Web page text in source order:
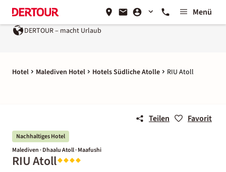
Menü
DERTOUR – macht Urlaub
Hotel Malediven Hotel Hotels Südliche Atolle RIU Atoll
Teilen Favorit
Nachhaltiges Hotel
Malediven · Dhaalu Atoll · Maafushi
RIU Atoll